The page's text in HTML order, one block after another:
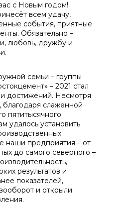
50 50
с Новым годом!
всем удачу,
события, приятные
Обязательно –
любовь, дружбу и
семьи – группы
– 2021 стал
достижений. Несмотря
благодаря слаженной
пятитысячного
удалось установить
наши предприятия – от
до самого северного –
результатов и
показателей,
и открыли